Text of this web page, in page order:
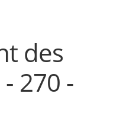
des
270 -